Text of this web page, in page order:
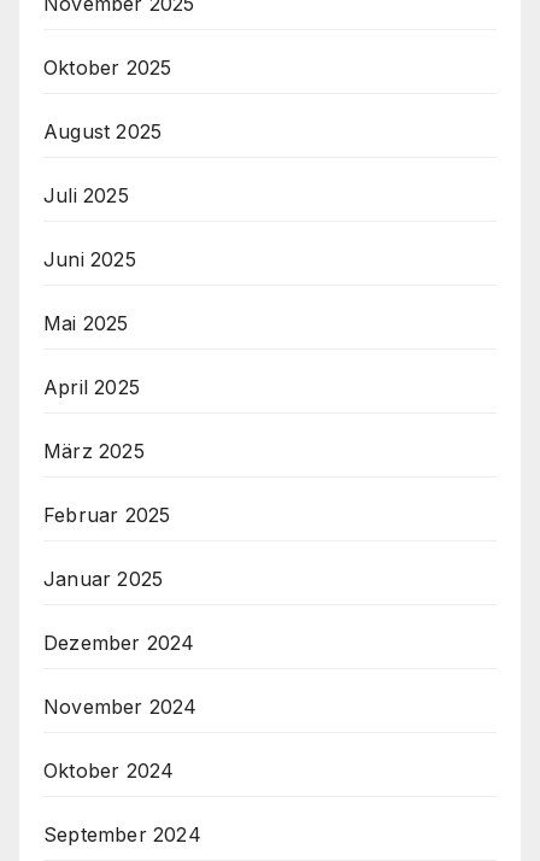
Oktober 2025
August 2025
Juli 2025
Juni 2025
Mai 2025
April 2025
März 2025
Februar 2025
Januar 2025
Dezember 2024
November 2024
Oktober 2024
September 2024